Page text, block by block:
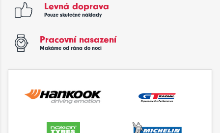
Levná doprava
Pouze skutečné náklady
Pracovní nasazení
Makáme od rána do noci